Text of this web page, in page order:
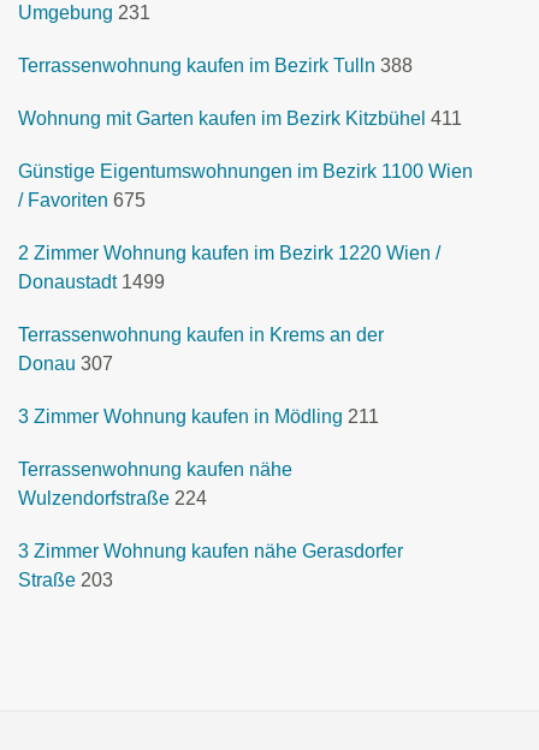
Umgebung 231
Terrassenwohnung kaufen im Bezirk Tulln 388
Wohnung mit Garten kaufen im Bezirk Kitzbühel 411
Günstige Eigentumswohnungen im Bezirk 1100 Wien
/ Favoriten 675
2 Zimmer Wohnung kaufen im Bezirk 1220 Wien /
Donaustadt 1499
Terrassenwohnung kaufen in Krems an der
Donau 307
3 Zimmer Wohnung kaufen in Mödling 211
Terrassenwohnung kaufen nähe
Wulzendorfstraße 224
3 Zimmer Wohnung kaufen nähe Gerasdorfer
Straße 203